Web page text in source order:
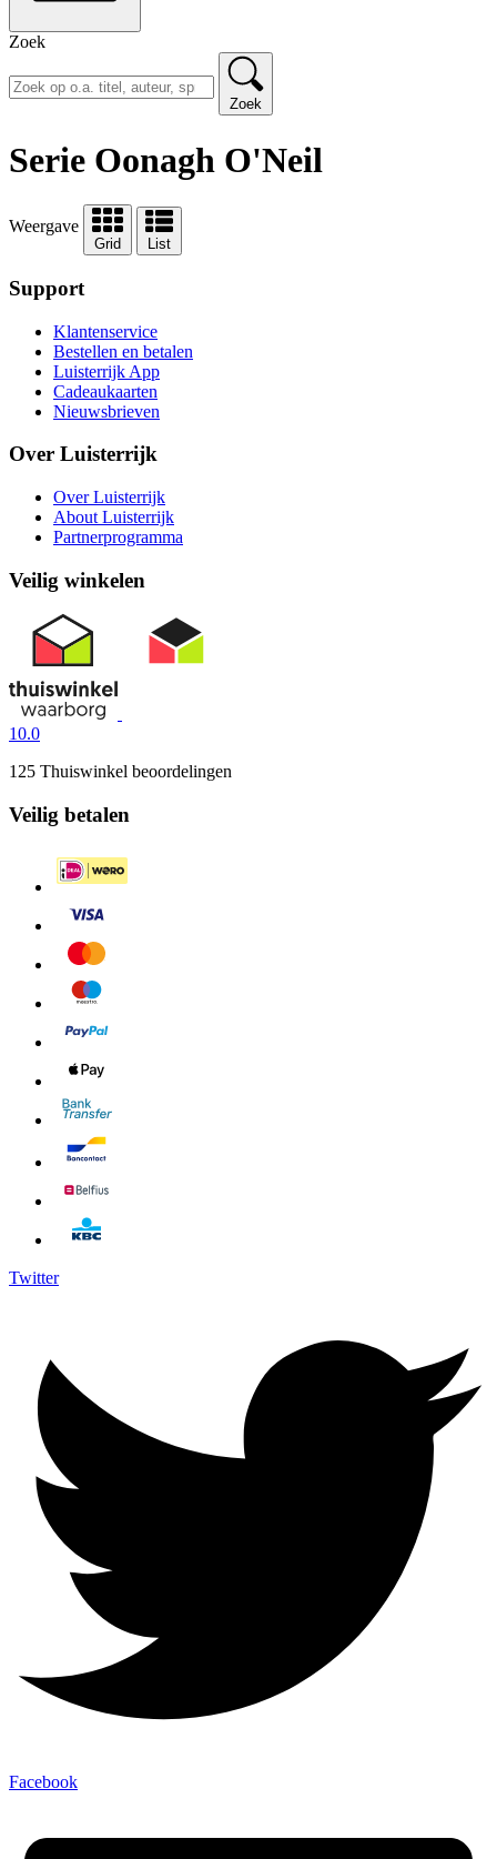
Zoek
Zoek
Serie Oonagh O'Neil
Weergave
Grid List
Support
Klantenservice
Bestellen en betalen
Luisterrijk App
Cadeaukaarten
Nieuwsbrieven
Over Luisterrijk
Over Luisterrijk
About Luisterrijk
Partnerprogramma
Veilig winkelen
10.0
125 Thuiswinkel beoordelingen
Veilig betalen
Twitter
Facebook